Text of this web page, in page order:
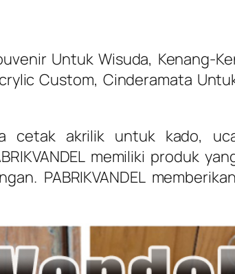
Untuk Wisuda, Kenang-
Custom, Cinderamata
cetak akrilik untuk kado,
memiliki produk
PABRIKVANDEL